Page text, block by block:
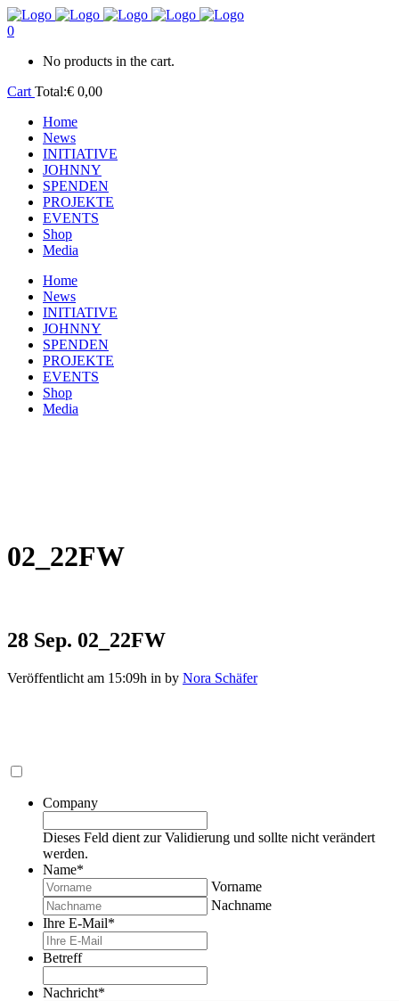
0
No products in the cart.
Cart Total:€ 0,00
Home
News
INITIATIVE
JOHNNY
SPENDEN
PROJEKTE
EVENTS
Shop
Media
Home
News
INITIATIVE
JOHNNY
SPENDEN
PROJEKTE
EVENTS
Shop
Media
02_22FW
28 Sep. 02_22FW
Veröffentlicht am 15:09h in by Nora Schäfer
Company
Dieses Feld dient zur Validierung und sollte nicht verändert
werden.
Name*
Vorname
Nachname
Ihre E-Mail*
Betreff
Nachricht*